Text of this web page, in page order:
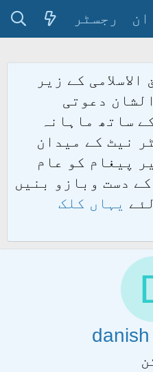
ان رجسٹر
کے زیر
دعوتی
ساتھ ماہانہ
نیٹ کے میدان
پیغام کو عام
دست وبازو بنیں
یہاں کلک